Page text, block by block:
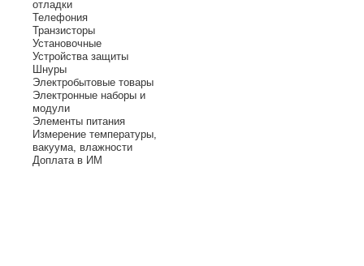
отладки
Телефония
Транзисторы
Установочные
Устройства защиты
Шнуры
Электробытовые товары
Электронные наборы и
модули
Элементы питания
Измерение температуры,
вакуума, влажности
Доплата в ИМ